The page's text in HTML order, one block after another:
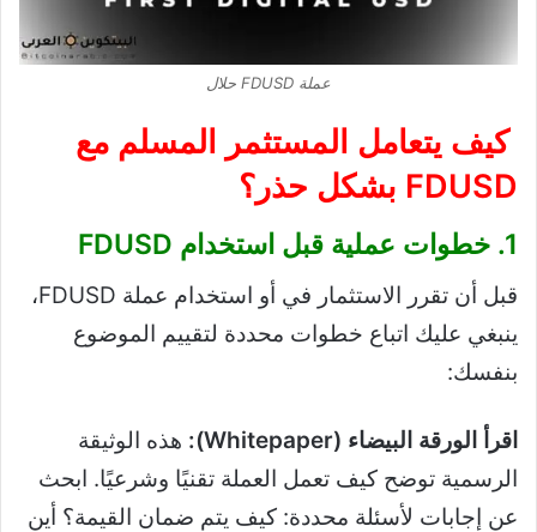
عملة FDUSD حلال
كيف يتعامل المستثمر المسلم مع
FDUSD بشكل حذر؟
1. خطوات عملية قبل استخدام FDUSD
قبل أن تقرر الاستثمار في أو استخدام عملة FDUSD،
ينبغي عليك اتباع خطوات محددة لتقييم الموضوع
بنفسك:
اقرأ الورقة البيضاء (Whitepaper):
هذه الوثيقة
الرسمية توضح كيف تعمل العملة تقنيًا وشرعيًا. ابحث
عن إجابات لأسئلة محددة: كيف يتم ضمان القيمة؟ أين